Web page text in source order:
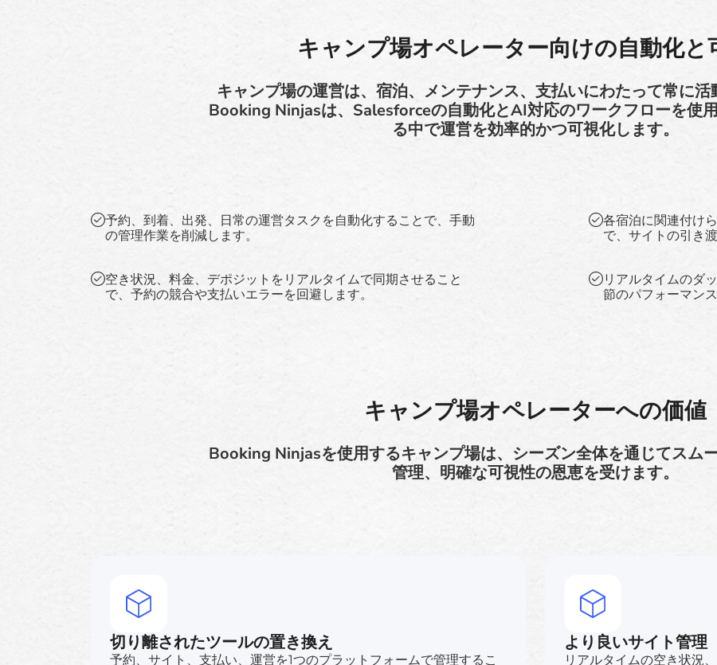
キャンプ場オペレーター向けの自動化と
キャンプ場の運営は、宿泊、メンテナンス、支払いにわたって常に活
Booking Ninjasは、Salesforceの自動化とAI対応のワークフローを使
る中で運営を効率的かつ可視化します。
予約、到着、出発、日常の運営タスクを自動化することで、手動
の管理作業を削減します。
各宿泊に関連付け
で、サイトの引き
空き状況、料金、デポジットをリアルタイムで同期させること
で、予約の競合や支払いエラーを回避します。
リアルタイムのダ
節のパフォーマン
キャンプ場オペレーターへの価値
Booking Ninjasを使用するキャンプ場は、シーズン全体を通じてスム
管理、明確な可視性の恩恵を受けます。
切り離されたツールの置き換え
予約、サイト、支払い、運営を1つのプラットフォームで管理するこ
より良いサイト管理
リアルタイムの空き状況